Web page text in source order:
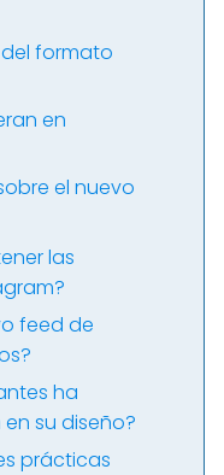
formato
en
el nuevo
las
feed de
ha
su diseño?
prácticas